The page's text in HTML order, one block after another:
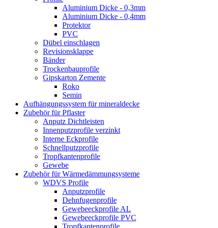
Aluminium Dicke - 0,3mm
Aluminium Dicke - 0,4mm
Protektor
PVC
Dübel einschlagen
Revisionsklappe
Bänder
Trockenbauprofile
Gipskarton Zemente
Roko
Semin
Aufhängungssystem für mineraldecke
Zubehör für Pflaster
Anputz Dichtleisten
Innenputzprofile verzinkt
Interne Eckprofile
Schnellputzprofile
Tropfkantenprofile
Gewebe
Zubehör für Wärmedämmungsysteme
WDVS Profile
Anputzprofile
Dehnfugenprofile
Gewebeeckprofile AL
Gewebeeckprofile PVC
Tropfkantenprofile